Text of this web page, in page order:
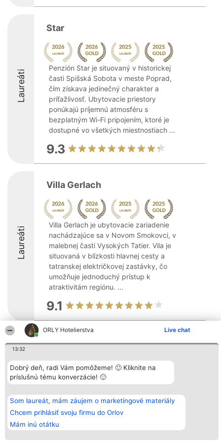
ORLY Hotelierstva Live chat
13:32
Dobrý deň, radi Vám pomôžeme! 🙂 Kliknite na
príslušnú tému konverzácie! 🙂
Som laureát, mám záujem o marketingové materiály
Chcem prihlásiť svoju firmu do Orlov
Mám inú otátku
Laureáti
Star
Penzión Star je situovaný v historickej
časti Spišská Sobota v meste Poprad,
čím získava jedinečný charakter a
príťažlivosť. Ubytovacie priestory
ponúkajú príjemnú atmosféru s
bezplatným Wi-Fi pripojením, ktoré je
dostupné vo všetkých miestnostiach ...
9.3
Laureáti
Villa Gerlach
Villa Gerlach je ubytovacie zariadenie
nachádzajúce sa v Novom Smokovci, v
malebnej časti Vysokých Tatier. Vila je
situovaná v blízkosti hlavnej cesty a
tatranskej električkovej zastávky, čo
umožňuje jednoduchý prístup k
atraktivitám regiónu. ...
9.1
Bright Side Solutions sp. z o.
ul. Ruska 22
Wrocław 50-079
KRS 0000749100 | Regon
381313360 | NIP 8943132676
wszystkich
Laureatów
Podmienky
Obchodné
Zásady
osobných